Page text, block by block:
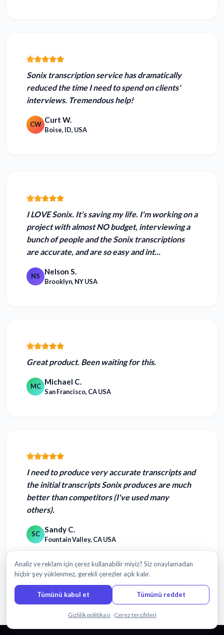
Sonix transcription service hasdramatically
reduced the timeI need to spend on clients'
interviews. Tremendous help!
CW Curt W.
Boise, ID, USA
I LOVE Sonix. It's saving my life. I'm working on a
project with almost NO budget, interviewing a
bunch of people and the Sonix transcriptions
are accurate, and are so easy and int...
NS Nelson S.
Brooklyn, NY USA
Great product. Been waiting for this.
MC Michael C.
San Francisco, CA USA
I need to produce very accurate transcripts and
the initial transcripts Sonix produces aremuch
better than competitors(I've used many
others).
SC Sandy C.
Fountain Valley, CA USA
Daha fazla yorum oku
Bizimle sohbet edin
Analiz ve reklam için çerez kullanabilir miyiz? Siz onaylamadan
hiçbir şey yüklenmez, gerekli çerezler açık kalır.
Tümünü kabul et Tümünü reddet
Gizlilik politikası · Çerez tercihleri